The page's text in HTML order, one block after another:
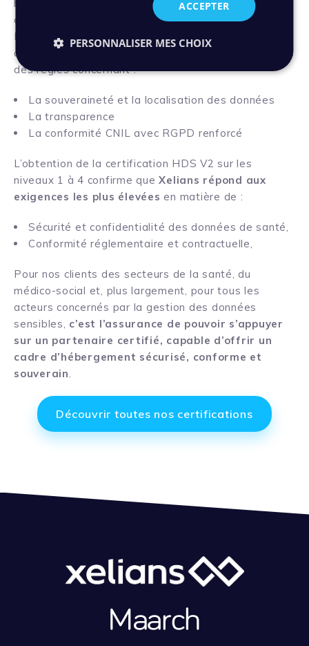
hébergent ou exploitent des données de santé à
caractère personnel. Elle vient compléter la norme
ISO 27001 en intégrant des exigences spécifiques
au secteur de la santé et au RGPD, notamment avec
des règles concernant :
La souveraineté et la localisation des données
La transparence
La conformité CNIL avec RGPD renforcé
L’obtention de la certification HDS V2 sur les
niveaux 1 à 4 confirme queXelians répond aux
exigences les plus élevées en matière de :
Sécurité et confidentialité des données de santé,
Conformité réglementaire et contractuelle,
Pour nos clients des secteurs de la santé, du
médico-social et, plus largement, pour tous les
acteurs concernés par la gestion des données
sensibles, c’est l’assurance de pouvoir s’appuyer
sur un partenaire certifié, capable d’offrir un
cadre d’hébergement sécurisé, conforme et
souverain.
Découvrir toutes nos certifications
ACCEPTER
PERSONNALISER MES CHOIX